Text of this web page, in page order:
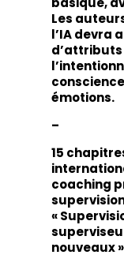
Les
l’IA devra
émotions.
–
15
coaching
«
nouveaux